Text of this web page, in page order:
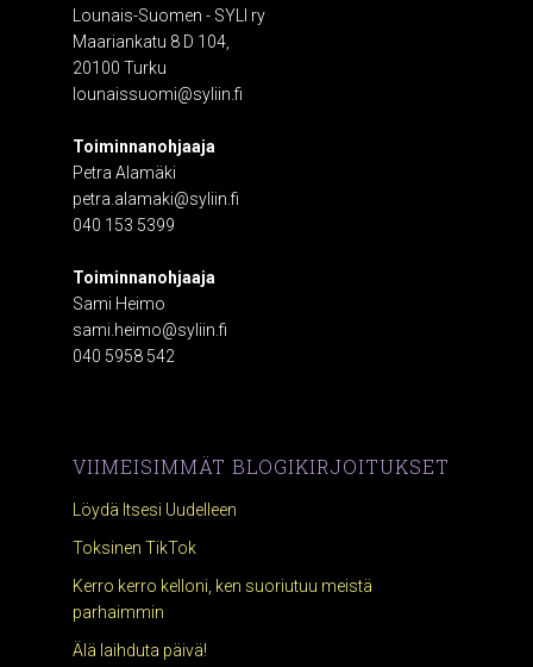
Lounais-Suomen - SYLI ry
Maariankatu 8 D 104,
20100 Turku
lounaissuomi@syliin.fi
Toiminnanohjaaja
Petra Alamäki
petra.alamaki@syliin.fi
040 153 5399
Toiminnanohjaaja
Sami Heimo
sami.heimo@syliin.fi
040 5958 542
VIIMEISIMMÄT BLOGIKIRJOITUKSET
Löydä Itsesi Uudelleen
Toksinen TikTok
Kerro kerro kelloni, ken suoriutuu meistä
parhaimmin
Älä laihduta päivä!